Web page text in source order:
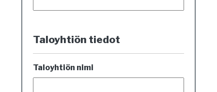
Taloyhtiön tiedot
Taloyhtiön nimi